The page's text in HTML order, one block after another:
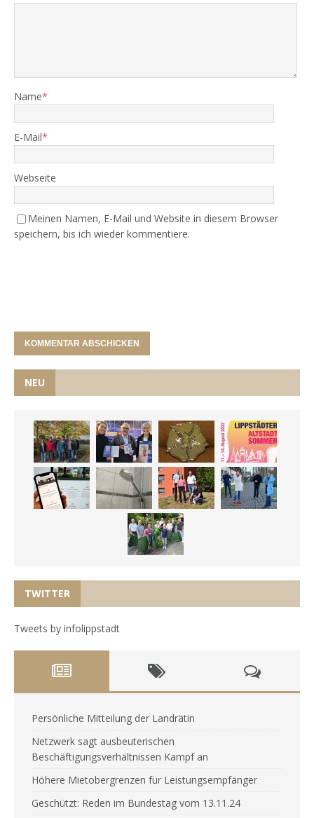
Name*
E-Mail*
Webseite
Meinen Namen, E-Mail und Website in diesem Browser
speichern, bis ich wieder kommentiere.
NEU
TWITTER
Tweets by infolippstadt
Persönliche Mitteilung der Landrätin
Netzwerk sagt ausbeuterischen
Beschäftigungsverhältnissen Kampf an
Höhere Mietobergrenzen für Leistungsempfänger
Geschützt: Reden im Bundestag vom 13.11.24